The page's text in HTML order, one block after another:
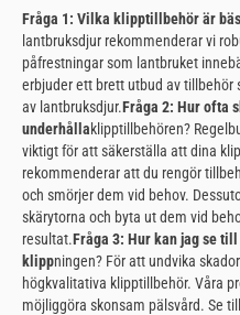
Fråga 1: Vilka klipptillbehör är
lantbruksdjur rekommenderar vi
påfrestningar som lantbruket
erbjuder ett brett utbud av tillbehör
av lantbruksdjur.Fråga 2: Hur ofta
underhållaklipptillbehören?
viktigt för att säkerställa att dina
rekommenderar att du rengör
och smörjer dem vid behov.
skärytorna och byta ut dem vid
resultat.Fråga 3: Hur kan jag se
klippningen? För att undvika
högkvalitativa klipptillbehör. Våra
möjliggöra skonsam pälsvård. Se